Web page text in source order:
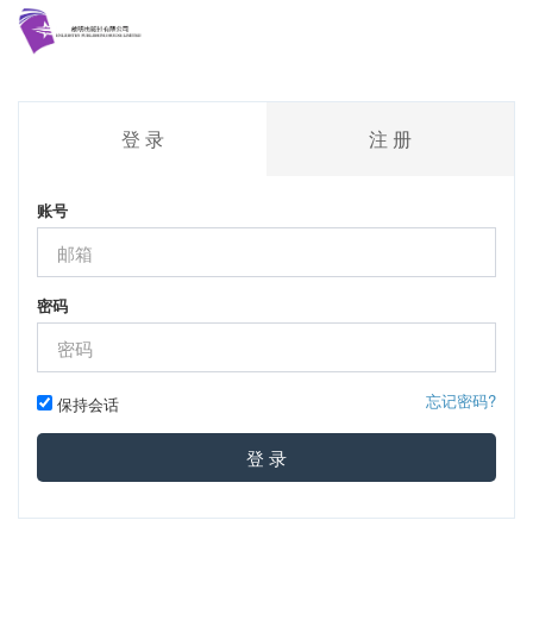
登 录 注 册
账号
密码
保持会话 忘记密码?
登 录